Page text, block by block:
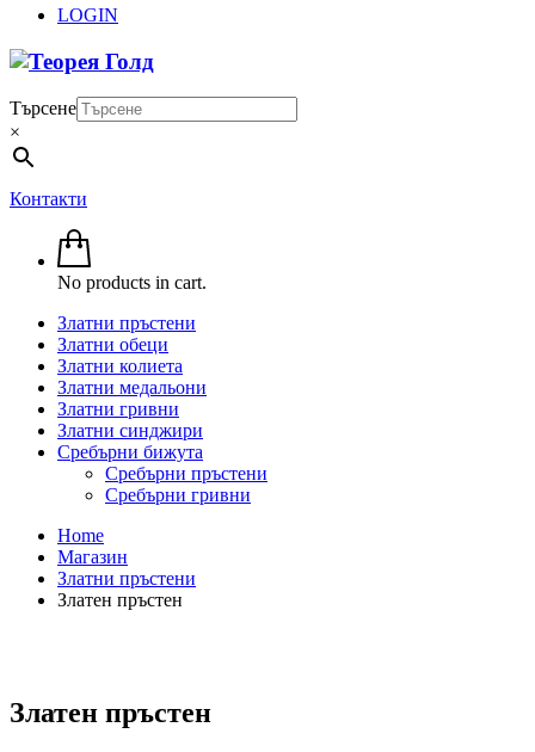
LOGIN
Търсене
×
Контакти
No products in cart.
Златни пръстени
Златни обеци
Златни колиета
Златни медальони
Златни гривни
Златни синджири
Сребърни бижута
Сребърни пръстени
Сребърни гривни
Home
Магазин
Златни пръстени
Златен пръстен
Златен пръстен